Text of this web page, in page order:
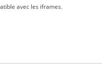
avec les iframes.